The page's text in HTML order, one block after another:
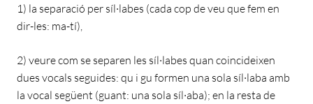
1) la separació per síl·labes (cada cop de veu que fem en
dir-les: ma-tí),
2) veure com se separen les síl·labes quan coincideixen
dues vocals seguides: qu i gu formen una sola síl·laba amb
la vocal següent (guant: una sola síl·aba); en la resta de